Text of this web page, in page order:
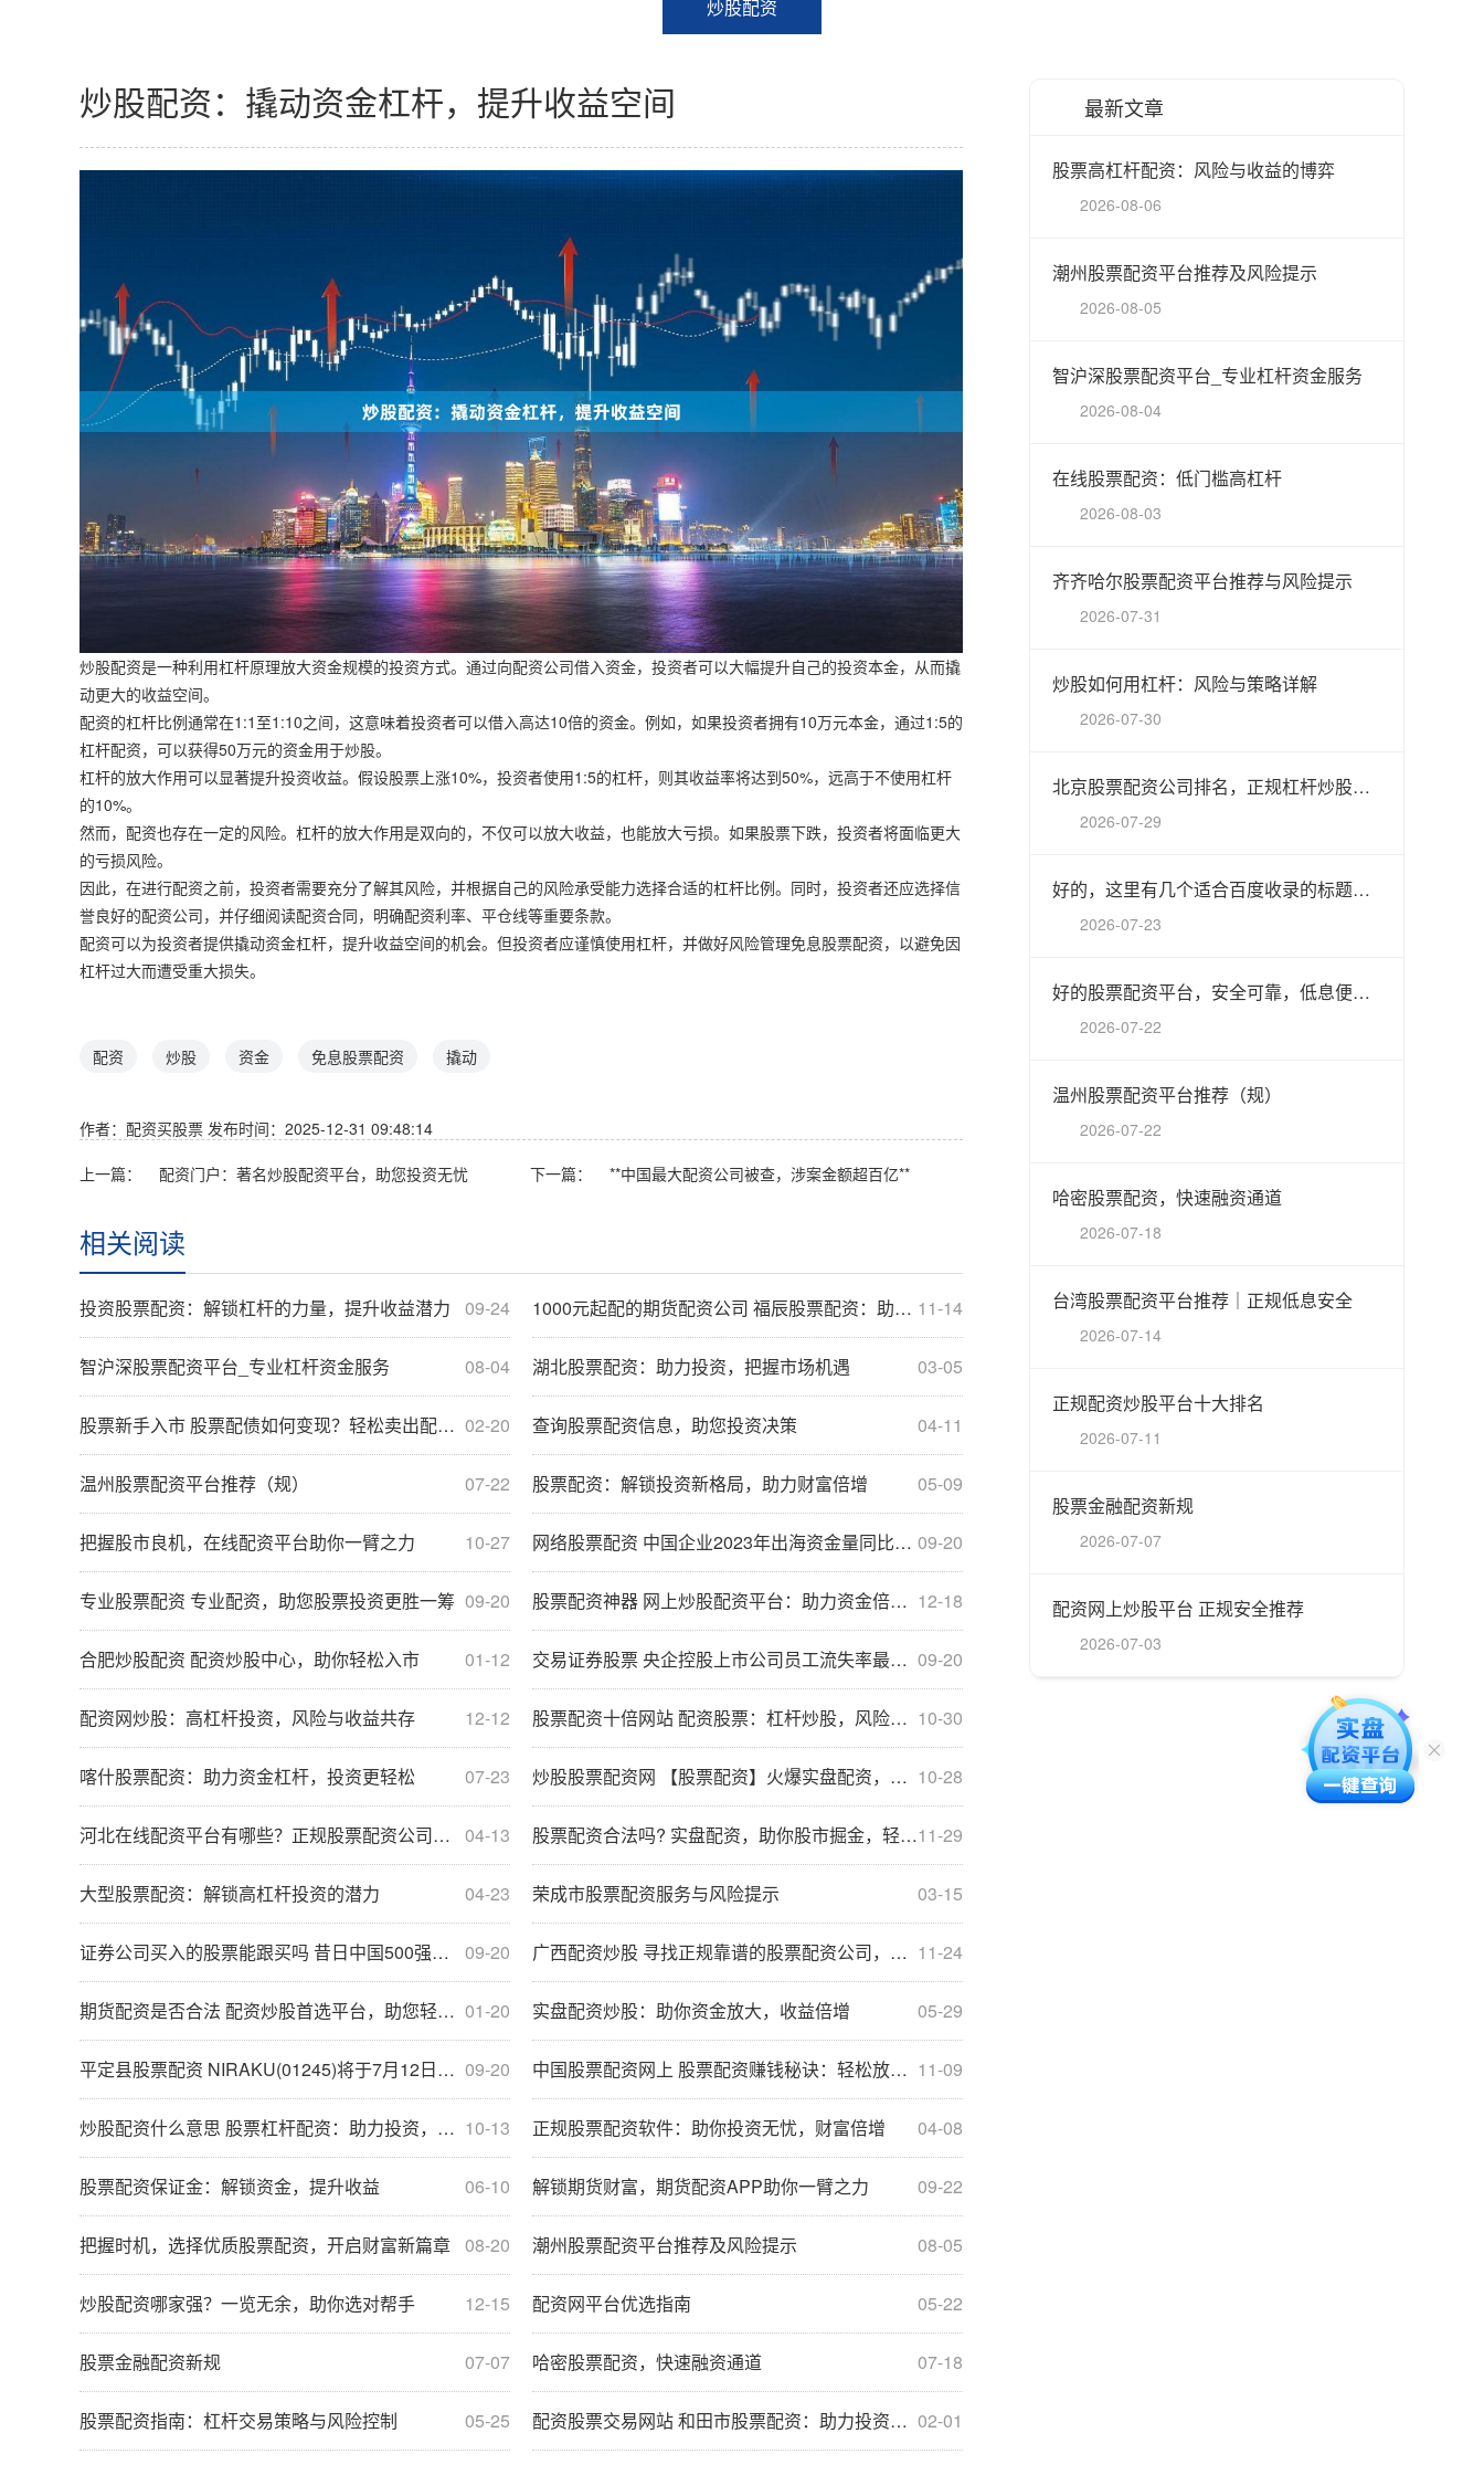
炒股配资
炒股配资：撬动资金杠杆，提升收益空间
炒股配资是一种利用杠杆原理放大资金规模的投资方式。通过向配资公司借入资金，投资者可以大幅提升自己的投资本金，从而撬
动更大的收益空间。
配资的杠杆比例通常在1:1至1:10之间，这意味着投资者可以借入高达10倍的资金。例如，如果投资者拥有10万元本金，通过1:5的
杠杆配资，可以获得50万元的资金用于炒股。
杠杆的放大作用可以显著提升投资收益。假设股票上涨10%，投资者使用1:5的杠杆，则其收益率将达到50%，远高于不使用杠杆
的10%。
然而，配资也存在一定的风险。杠杆的放大作用是双向的，不仅可以放大收益，也能放大亏损。如果股票下跌，投资者将面临更大
的亏损风险。
因此，在进行配资之前，投资者需要充分了解其风险，并根据自己的风险承受能力选择合适的杠杆比例。同时，投资者还应选择信
誉良好的配资公司，并仔细阅读配资合同，明确配资利率、平仓线等重要条款。
配资可以为投资者提供撬动资金杠杆，提升收益空间的机会。但投资者应谨慎使用杠杆，并做好风险管理免息股票配资，以避免因
杠杆过大而遭受重大损失。
配资 炒股 资金 免息股票配资 撬动
作者：配资买股票 发布时间：2025-12-31 09:48:14
上一篇： 配资门户：著名炒股配资平台，助您投资无忧 下一篇： **中国最大配资公司被查，涉案金额超百亿**
相关阅读
09-24
投资股票配资：解锁杠杆的力量，提升收益潜力 11-14
1000元起配的期货配资公司 福辰股票配资：助力股市投资，放大收益空间
08-04
智沪深股票配资平台_专业杠杆资金服务 03-05
湖北股票配资：助力投资，把握市场机遇
02-20
股票新手入市 股票配债如何变现？轻松卖出配债获利 04-11
查询股票配资信息，助您投资决策
07-22
温州股票配资平台推荐（规） 05-09
股票配资：解锁投资新格局，助力财富倍增
10-27
把握股市良机，在线配资平台助你一臂之力 09-20
网络股票配资 中国企业2023年出海资金量同比增长11% 步入“有中国根基的全球企业”的重资产模式
09-20
专业股票配资 专业配资，助您股票投资更胜一筹 12-18
股票配资神器 网上炒股配资平台：助力资金倍增，实现财富梦想
01-12
合肥炒股配资 配资炒股中心，助你轻松入市 09-20
交易证券股票 央企控股上市公司员工流失率最低为0 供应链披露有待提升
12-12
配资网炒股：高杠杆投资，风险与收益共存 10-30
股票配资十倍网站 配资股票：杠杆炒股，风险与收益并存
07-23
喀什股票配资：助力资金杠杆，投资更轻松 10-28
炒股股票配资网 【股票配资】火爆实盘配资，让你股市闪耀辉煌！
04-13
河北在线配资平台有哪些？正规股票配资公司推荐 11-29
股票配资合法吗? 实盘配资，助你股市掘金，轻松倍增收益
04-23
大型股票配资：解锁高杠杆投资的潜力 03-15
荣成市股票配资服务与风险提示
09-20
证券公司买入的股票能跟买吗 昔日中国500强房企宣告退市！未能按期支付债务累计逾百亿元 11-24
广西配资炒股 寻找正规靠谱的股票配资公司，保障投资安全
01-20
期货配资是否合法 配资炒股首选平台，助您轻松致富 05-29
实盘配资炒股：助你资金放大，收益倍增
09-20
平定县股票配资 NIRAKU(01245)将于7月12日派发末期股息每股0.17日元 11-09
中国股票配资网上 股票配资赚钱秘诀：轻松放大收益
10-13
炒股配资什么意思 股票杠杆配资：助力投资，放大收益 04-08
正规股票配资软件：助你投资无忧，财富倍增
06-10
股票配资保证金：解锁资金，提升收益 09-22
解锁期货财富，期货配资APP助你一臂之力
08-20
把握时机，选择优质股票配资，开启财富新篇章 08-05
潮州股票配资平台推荐及风险提示
12-15
炒股配资哪家强？一览无余，助你选对帮手 05-22
配资网平台优选指南
07-07
股票金融配资新规 07-18
哈密股票配资，快速融资通道
05-25
股票配资指南：杠杆交易策略与风险控制 02-01
配资股票交易网站 和田市股票配资：助力投资，成就财富梦想
最新文章
股票高杠杆配资：风险与收益的博弈
2026-08-06
潮州股票配资平台推荐及风险提示
2026-08-05
智沪深股票配资平台_专业杠杆资金服务
2026-08-04
在线股票配资：低门槛高杠杆
2026-08-03
齐齐哈尔股票配资平台推荐与风险提示
2026-07-31
炒股如何用杠杆：风险与策略详解
2026-07-30
北京股票配资公司排名，正规杠杆炒股平台推荐
2026-07-29
好的，这里有几个适合百度收录的标题，均控制在以内，并融入了“网上炒股配资”这个核心关键词：
2026-07-23
好的股票配资平台，安全可靠，低息便捷，助您稳健投资。
2026-07-22
温州股票配资平台推荐（规）
2026-07-22
哈密股票配资，快速融资通道
2026-07-18
台湾股票配资平台推荐｜正规低息安全
2026-07-14
正规配资炒股平台十大排名
2026-07-11
股票金融配资新规
2026-07-07
配资网上炒股平台 正规安全推荐
2026-07-03